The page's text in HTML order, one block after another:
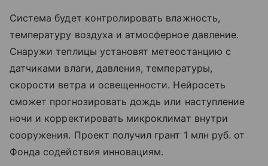
Система будет контролировать влажность,
температуру воздуха и атмосферное давление.
Снаружи теплицы установят метеостанцию с
датчиками влаги, давления, температуры,
скорости ветра и освещенности. Нейросеть
сможет прогнозировать дождь или наступление
ночи и корректировать микроклимат внутри
сооружения. Проект получил грант 1 млн руб. от
Фонда содействия инновациям.